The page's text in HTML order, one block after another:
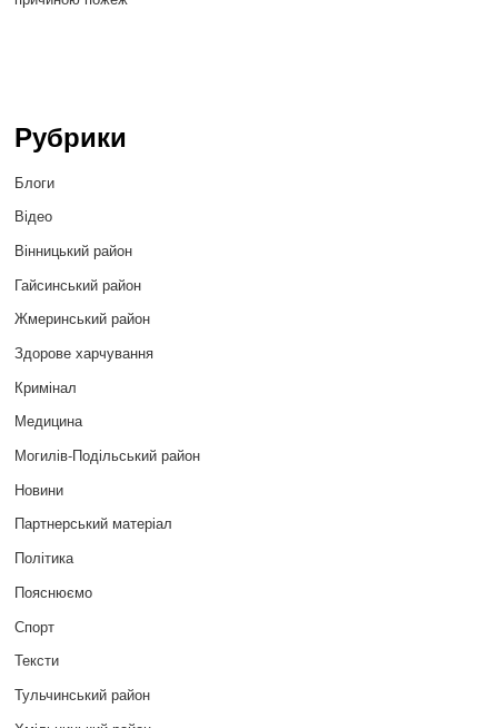
Рубрики
Блоги
Відео
Вінницький район
Гайсинський район
Жмеринський район
Здорове харчування
Кримінал
Медицина
Могилів-Подільський район
Новини
Партнерський матеріал
Політика
Пояснюємо
Спорт
Тексти
Тульчинський район